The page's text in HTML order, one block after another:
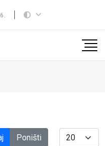
Poništi Display #